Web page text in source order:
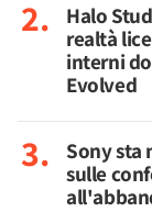
Halo
realtà
interni
Evolved
Sony sta
sulle